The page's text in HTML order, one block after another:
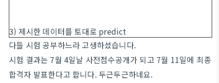
3) 제시한 데이터를 토대로 predict
다들 시험 공부하느라 고생하셨습니다.
시험 결과는 7월 4일날 사전점수공개가 되고 7월 11일에 최종
합격자 발표한다고 합니다. 두근두근하네요.